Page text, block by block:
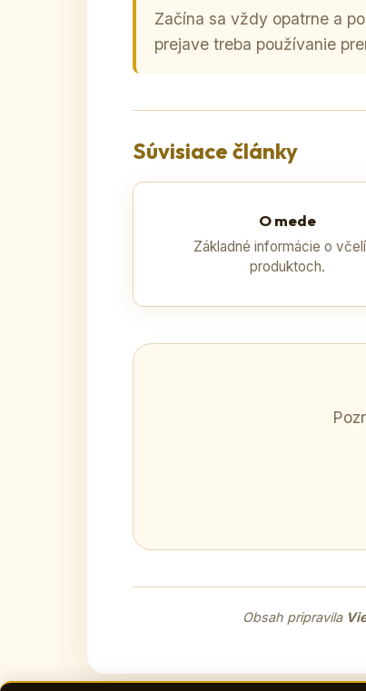
Začína sa vždy opatrne a
prejave treba používanie
Súvisiace články
O mede
Základné informácie o
produktoch.
Obsah pripravila